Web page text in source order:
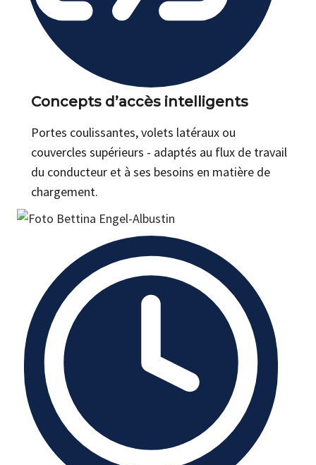
Concepts d’accès intelligents
Portes coulissantes, volets latéraux ou
couvercles supérieurs - adaptés au flux de travail
du conducteur et à ses besoins en matière de
chargement.